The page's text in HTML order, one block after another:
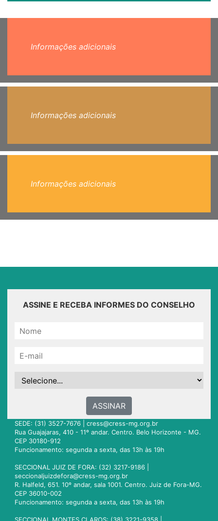
Informações adicionais
Informações adicionais
Informações adicionais
ASSINE E RECEBA INFORMES DO CONSELHO
ASSINAR
SEDE: (31) 3527-7676 | cress@cress-mg.org.br
Rua Guajajaras, 410 - 11º andar. Centro. Belo Horizonte - MG.
CEP 30180-912
Funcionamento: segunda a sexta, das 13h às 19h
SECCIONAL JUIZ DE FORA: (32) 3217-9186 |
seccionaljuizdefora@cress-mg.org.br
R. Halfeld, 651. 10º andar, sala 1001. Centro. Juiz de Fora-MG.
CEP 36010-002
Funcionamento: segunda a sexta, das 13h às 19h